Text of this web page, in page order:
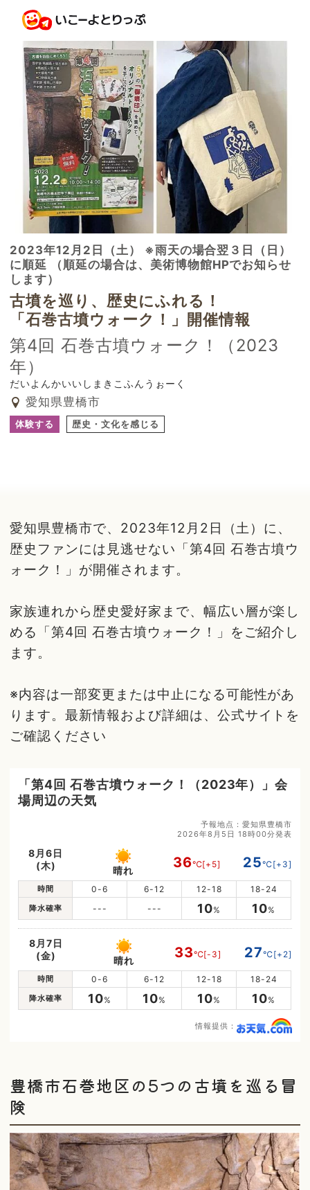
2023年12月2日（土） ※雨天の場合翌３日（日）
に順延 （順延の場合は、美術博物館HPでお知らせ
します）
古墳を巡り、歴史にふれる！
「石巻古墳ウォーク！」開催情報
第4回 石巻古墳ウォーク！（2023
年）
だいよんかいいしまきこふんうぉーく
愛知県豊橋市
体験する 歴史・文化を感じる
愛知県豊橋市で、2023年12月2日（土）に、
歴史ファンには見逃せない「第4回 石巻古墳ウ
ォーク！」が開催されます。
家族連れから歴史愛好家まで、幅広い層が楽し
める「第4回 石巻古墳ウォーク！」をご紹介し
ます。
※内容は一部変更または中止になる可能性があ
ります。最新情報および詳細は、公式サイトを
ご確認ください
「第4回 石巻古墳ウォーク！（2023年）」会
場周辺の天気
予報地点：愛知県豊橋市
2026年8月5日 18時00分発表
8月6日
(木)
晴れ 36℃[+5] 25℃[+3]
時間 0-6 6-12 12-18 18-24
降水確率 --- --- 10% 10%
8月7日
(金)
晴れ 33℃[-3] 27℃[+2]
時間 0-6 6-12 12-18 18-24
降水確率 10% 10% 10% 10%
情報提供：
豊橋市石巻地区の5つの古墳を巡る冒
険